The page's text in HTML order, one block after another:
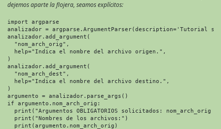
dejemos aparte la flojera, seamos explícitos:
import argparse
analizador = argparse.ArgumentParser(description='Tutorial
analizador.add_argument(
"nom_arch_orig",
help="Indica el nombre del archivo origen.",
)
analizador.add_argument(
"nom_arch_dest",
help="Indica el nombre del archivo destino.",
)
argumento = analizador.parse_args()
if argumento.nom_arch_orig:
print("Argumentos OBLIGATORIOS solicitados: nom_arch_orig y
print("Nombres de los archivos:")
print(argumento.nom_arch_orig)